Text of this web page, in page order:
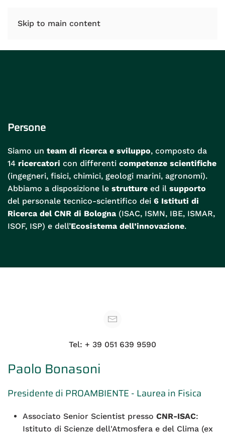
Skip to main content
Persone
Siamo un team di ricerca e sviluppo, composto da
14 ricercatori con differenti competenze scientifiche
(ingegneri, fisici, chimici, geologi marini, agronomi).
Abbiamo a disposizione le strutture ed il supporto
del personale tecnico-scientifico dei 6 Istituti di
Ricerca del CNR di Bologna (ISAC, ISMN, IBE, ISMAR,
ISOF, ISP) e dell’Ecosistema dell’innovazione.
Tel: + 39 051 639 9590
Paolo Bonasoni
Presidente di PROAMBIENTE - Laurea in Fisica
Associato Senior Scientist presso CNR-ISAC:
Istituto di Scienze dell'Atmosfera e del Clima (ex